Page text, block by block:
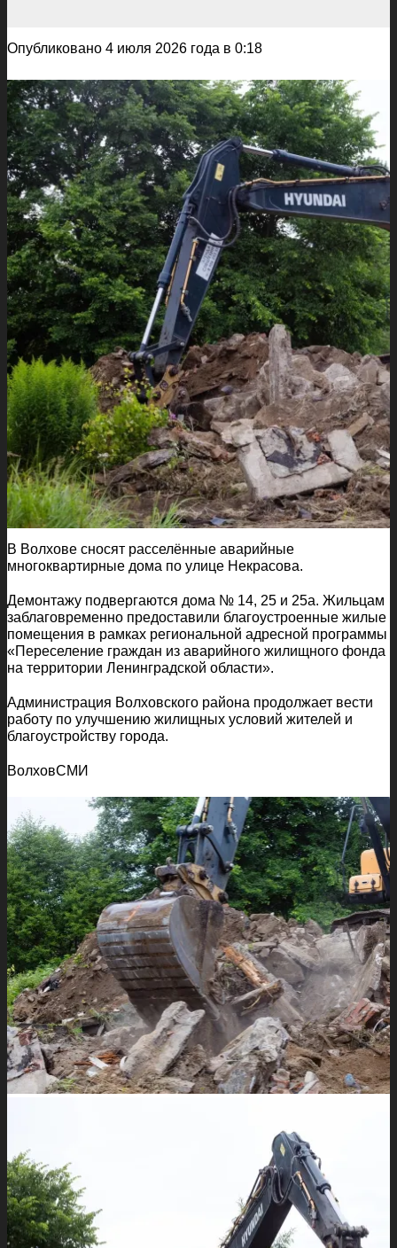
Опубликовано 4 июля 2026 года в 0:18
В Волхове сносят расселённые аварийные
многоквартирные дома по улице Некрасова.
Демонтажу подвергаются дома № 14, 25 и 25а. Жильцам
заблаговременно предоставили благоустроенные жилые
помещения в рамках региональной адресной программы
«Переселение граждан из аварийного жилищного фонда
на территории Ленинградской области».
Администрация Волховского района продолжает вести
работу по улучшению жилищных условий жителей и
благоустройству города.
ВолховСМИ